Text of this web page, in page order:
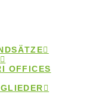
OFFICES
- Call for